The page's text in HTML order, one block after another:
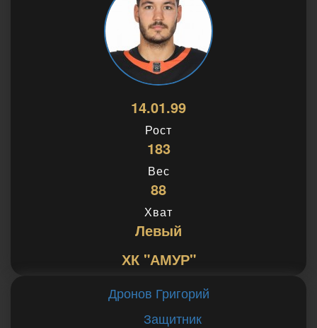
14.01.99
Рост
183
Вес
88
Хват
Левый
ХК "АМУР"
Дронов Григорий
Защитник